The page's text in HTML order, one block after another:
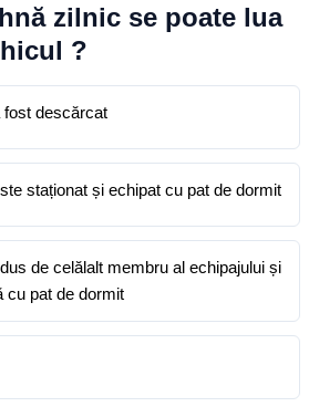
zilnic se poate lua
?
fost descărcat
staționat și echipat cu pat de dormit
de celălalt membru al echipajului și
cu pat de dormit